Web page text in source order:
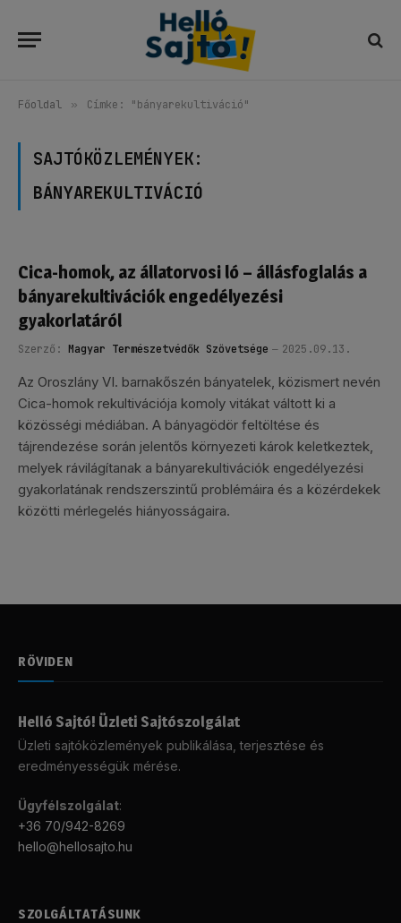
Főoldal » Címke: "bányarekultiváció"
SAJTÓKÖZLEMÉNYEK:
BÁNYAREKULTIVÁCIÓ
Cica-homok, az állatorvosi ló – állásfoglalás a
bányarekultivációk engedélyezési
gyakorlatáról
Szerző: Magyar Természetvédők Szövetsége 2025.09.13.
Az Oroszlány VI. barnakőszén bányatelek, közismert nevén
Cica-homok rekultivációja komoly vitákat váltott ki a
közösségi médiában. A bányagödör feltöltése és
tájrendezése során jelentős környezeti károk keletkeztek,
melyek rávilágítanak a bányarekultivációk engedélyezési
gyakorlatának rendszerszintű problémáira és a közérdekek
közötti mérlegelés hiányosságaira.
RÖVIDEN
Helló Sajtó! Üzleti Sajtószolgálat
Üzleti sajtóközlemények publikálása, terjesztése és
eredményességük mérése.
Ügyfélszolgálat:
+36 70/942-8269
hello@hellosajto.hu
SZOLGÁLTATÁSUNK